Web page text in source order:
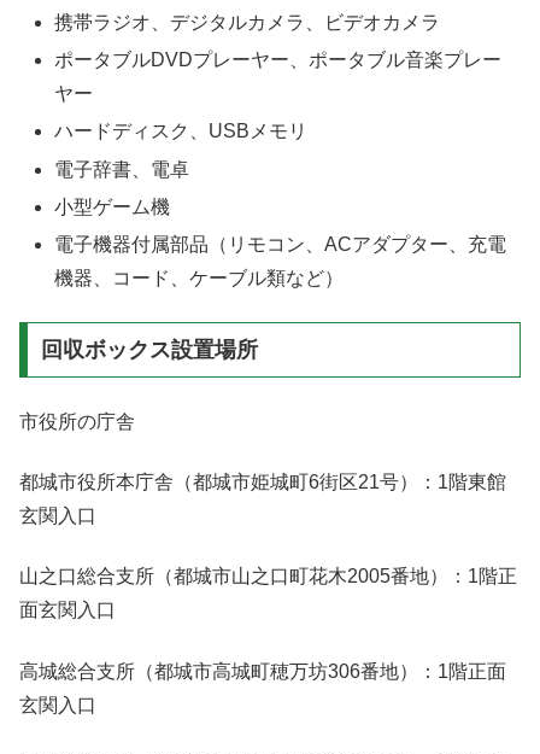
携帯ラジオ、デジタルカメラ、ビデオカメラ
ポータブルDVDプレーヤー、ポータブル音楽プレー
ヤー
ハードディスク、USBメモリ
電子辞書、電卓
小型ゲーム機
電子機器付属部品（リモコン、ACアダプター、充電
機器、コード、ケーブル類など）
回収ボックス設置場所
市役所の庁舎
都城市役所本庁舎（都城市姫城町6街区21号）：1階東館
玄関入口
山之口総合支所（都城市山之口町花木2005番地）：1階正
面玄関入口
高城総合支所（都城市高城町穂万坊306番地）：1階正面
玄関入口